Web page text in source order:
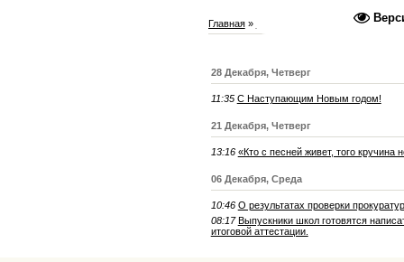
Главная»
28 Декабря, Четверг
11:35 С Наступающим Новым годом!
21 Декабря, Четверг
13:16 «Кто с песней живет, того кручина
06 Декабря, Среда
10:46 О результатах проверки
08:17 Выпускники школ готовятся
итоговой аттестации.